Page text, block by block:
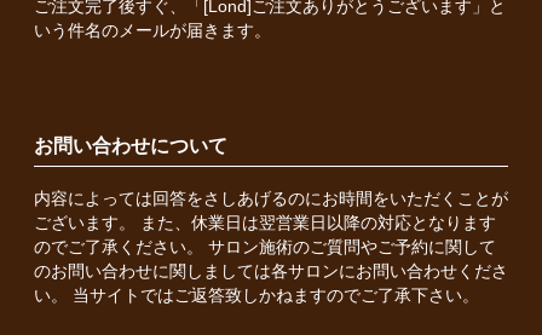
ご注文完了後すぐ、「[Lond]ご注文ありがとうございます」と
いう件名のメールが届きます。
お問い合わせについて
内容によっては回答をさしあげるのにお時間をいただくことが
ございます。 また、休業日は翌営業日以降の対応となります
のでご了承ください。 サロン施術のご質問やご予約に関して
のお問い合わせに関しましては各サロンにお問い合わせくださ
い。 当サイトではご返答致しかねますのでご了承下さい。